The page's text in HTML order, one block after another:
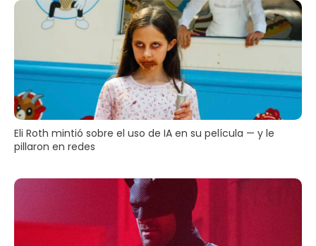
Eli Roth mintió sobre el uso de IA en su película — y le
pillaron en redes